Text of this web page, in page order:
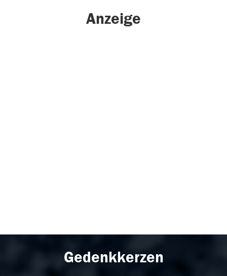
Anzeige
Gedenkkerzen